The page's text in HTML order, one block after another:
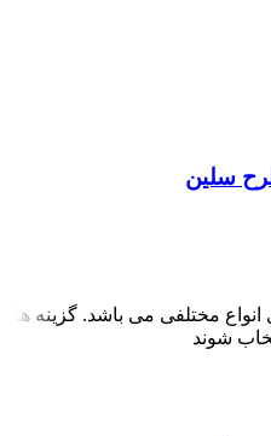
مختلفی می باشد. گزینه ها
شوند